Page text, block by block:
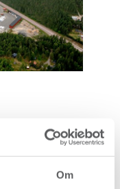
Om